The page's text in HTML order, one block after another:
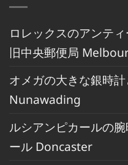
ロレックスのアンテ
旧中央郵便局
オメガの大きな銀時
Nunawading
ルシアンピカールの
ール Doncaster